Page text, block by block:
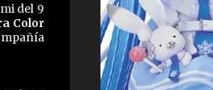
del 9
Color